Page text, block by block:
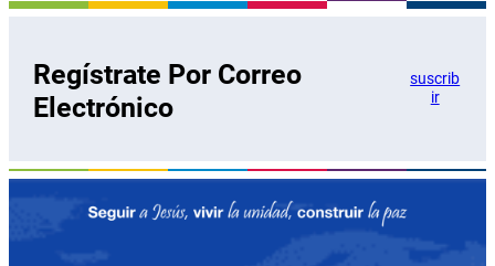
Regístrate Por Correo
Electrónico
suscrib
ir